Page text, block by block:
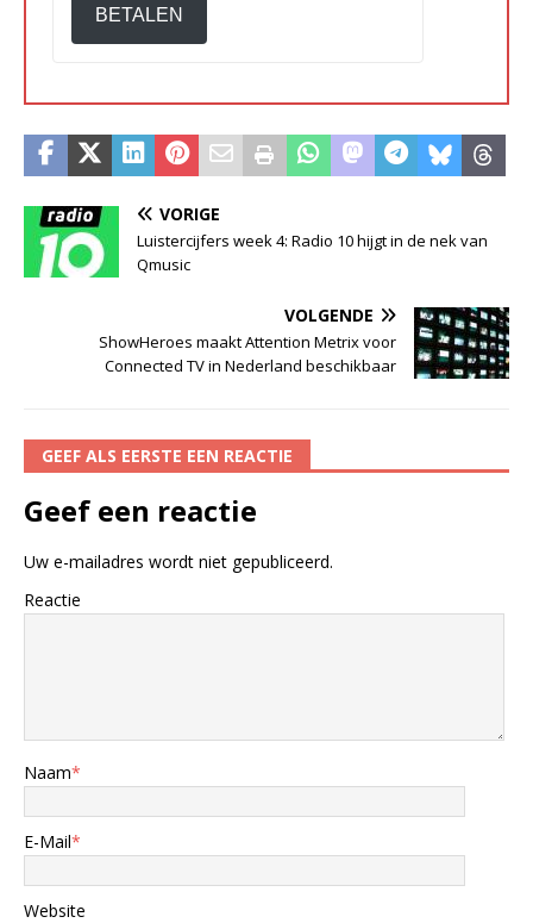
BETALEN
VORIGE
Luistercijfers week 4: Radio 10 hijgt in de nek van
Qmusic
VOLGENDE
ShowHeroes maakt Attention Metrix voor
Connected TV in Nederland beschikbaar
GEEF ALS EERSTE EEN REACTIE
Geef een reactie
Uw e-mailadres wordt niet gepubliceerd.
Reactie
Naam*
E-Mail*
Website